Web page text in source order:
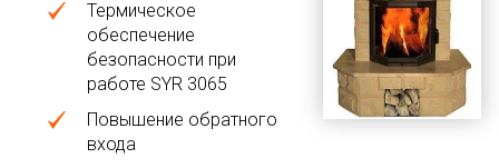
Термическое
обеспечение
безопасности при
работе SYR 3065
Повышение обратного
входа